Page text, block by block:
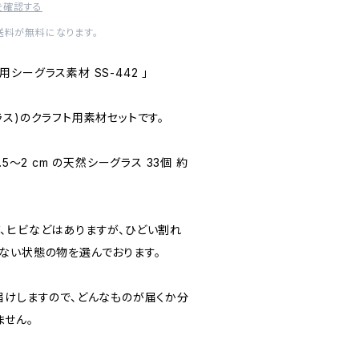
認する
が無料になります。
シーグラス素材 SS-442 」
)のクラフト用素材セットです。
～2 cm の天然シーグラス 33個 約
ヒビなどはありますが、ひどい割れ
状態の物を選んでおります。
しますので、どんなものが届くか分
ん。